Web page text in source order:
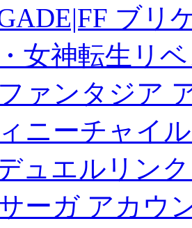
ブリ
女神転生リ
ァンタジア
ニーチャイ
ュエルリン
ーガ アカウ